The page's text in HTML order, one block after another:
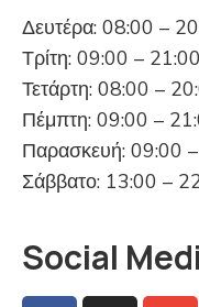
Δευτέρα: 08:00 –
Τρίτη: 09:00 – 21:00
Τετάρτη: 08:00 –
Πέμπτη: 09:00 –
Παρασκευή: 09:00
Σάββατο: 13:00 –
Social